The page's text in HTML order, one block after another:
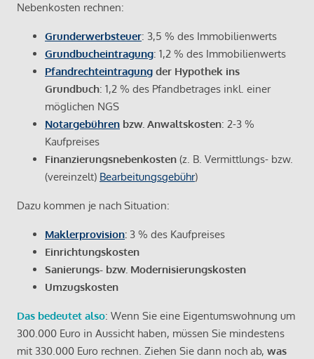
Nebenkosten rechnen:
Grunderwerbsteuer: 3,5 % des Immobilienwerts
Grundbucheintragung: 1,2 % des Immobilienwerts
Pfandrechteintragung der Hypothek ins
Grundbuch: 1,2 % des Pfandbetrages inkl. einer
möglichen NGS
Notargebühren bzw. Anwaltskosten: 2-3 %
Kaufpreises
Finanzierungsnebenkosten (z. B. Vermittlungs- bzw.
(vereinzelt) Bearbeitungsgebühr)
Dazu kommen je nach Situation:
Maklerprovision: 3 % des Kaufpreises
Einrichtungskosten
Sanierungs- bzw. Modernisierungskosten
Umzugskosten
Das bedeutet also: Wenn Sie eine Eigentumswohnung um
300.000 Euro in Aussicht haben, müssen Sie mindestens
mit 330.000 Euro rechnen. Ziehen Sie dann noch ab, was